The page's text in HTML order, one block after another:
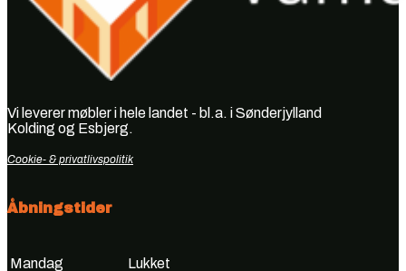
Vi leverer møbler i hele landet - bl.a. i Sønderjylland
Kolding og Esbjerg.
Cookie- & privatlivspolitik
Åbningstider
Mandag
Lukket